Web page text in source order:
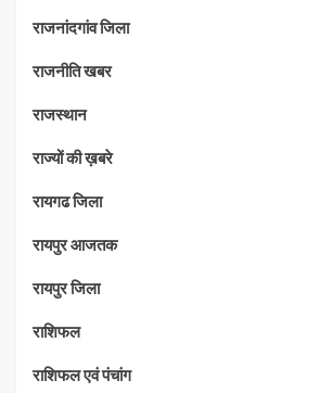
राजनांदगांव जिला
राजनीति खबर
राजस्थान
राज्यों की ख़बरे
रायगढ जिला
रायपुर आजतक
रायपुर जिला
राशिफल
राशिफल एवं पंचांग